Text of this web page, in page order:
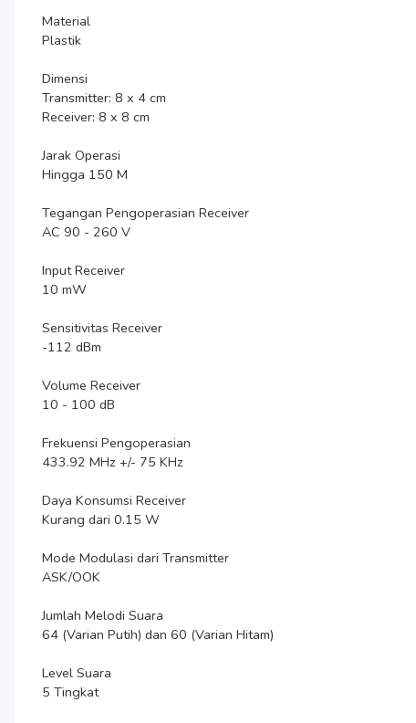
Material
Plastik
Dimensi
Transmitter: 8 x 4 cm
Receiver: 8 x 8 cm
Jarak Operasi
Hingga 150 M
Tegangan Pengoperasian Receiver
AC 90 - 260 V
Input Receiver
10 mW
Sensitivitas Receiver
-112 dBm
Volume Receiver
10 - 100 dB
Frekuensi Pengoperasian
433.92 MHz +/- 75 KHz
Daya Konsumsi Receiver
Kurang dari 0.15 W
Mode Modulasi dari Transmitter
ASK/OOK
Jumlah Melodi Suara
64 (Varian Putih) dan 60 (Varian Hitam)
Level Suara
5 Tingkat